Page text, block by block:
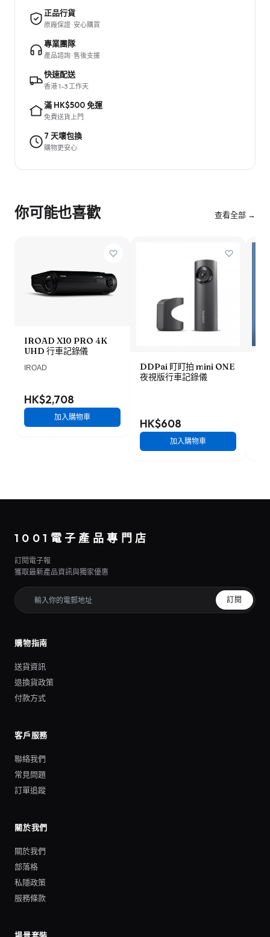
正品行貨
原廠保證 · 安心購買
專業團隊
產品諮詢 · 售後支援
快速配送
香港 1–3 工作天
滿 HK$500 免運
免費送貨上門
7 天壞包換
購物更安心
你可能也喜歡 查看全部 →
IROAD X10 PRO 4K
UHD 行車記錄儀
IROAD
HK$2,708
加入購物車
DDPai 盯盯拍 mini ONE
夜視版行車記錄儀
HK$608
加入購物車
1001電子產品專門店
訂閱電子報
獲取最新產品資訊與獨家優惠
訂閱
購物指南
送貨資訊
退換貨政策
付款方式
客戶服務
聯絡我們
常見問題
訂單追蹤
關於我們
關於我們
部落格
私隱政策
服務條款